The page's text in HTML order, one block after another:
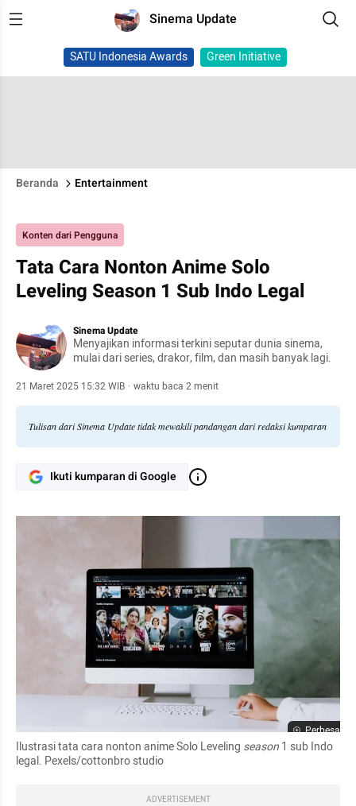
Sinema Update
SATU Indonesia Awards Green Initiative
Beranda Entertainment
Konten dari Pengguna
Tata Cara Nonton Anime Solo
Leveling Season 1 Sub Indo Legal
Sinema Update
Menyajikan informasi terkini seputar dunia sinema,
mulai dari series, drakor, film, dan masih banyak lagi.
21 Maret 2025 15:32 WIB · waktu baca 2 menit
Tulisan dari Sinema Update tidak mewakili pandangan dari redaksi kumparan
Ikuti kumparan di Google
Perbesar
Ilustrasi tata cara nonton anime Solo Leveling season 1 sub Indo
legal. Pexels/cottonbro studio
ADVERTISEMENT